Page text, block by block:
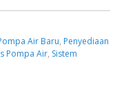
Air Baru, Penyediaan
Pompa Air, Sistem